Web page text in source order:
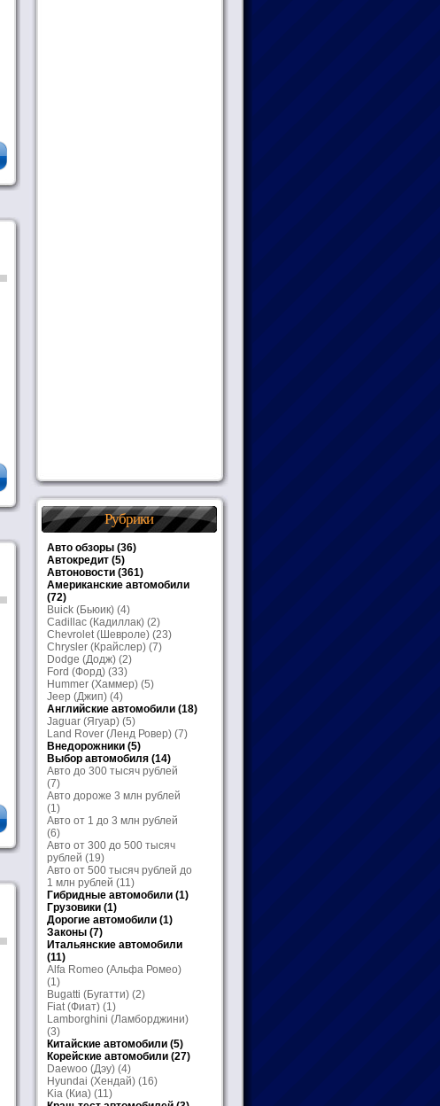
Рубрики
Авто обзоры (36)
Автокредит (5)
Автоновости (361)
Американские автомобили
(72)
Buick (Бьюик) (4)
Cadillac (Кадиллак) (2)
Chevrolet (Шевроле) (23)
Chrysler (Крайслер) (7)
Dodge (Додж) (2)
Ford (Форд) (33)
Hummer (Хаммер) (5)
Jeep (Джип) (4)
Английские автомобили (18)
Jaguar (Ягуар) (5)
Land Rover (Ленд Ровер) (7)
Внедорожники (5)
Выбор автомобиля (14)
Авто до 300 тысяч рублей
(7)
Авто дороже 3 млн рублей
(1)
Авто от 1 до 3 млн рублей
(6)
Авто от 300 до 500 тысяч
рублей (19)
Авто от 500 тысяч рублей до
1 млн рублей (11)
Гибридные автомобили (1)
Грузовики (1)
Дорогие автомобили (1)
Законы (7)
Итальянские автомобили
(11)
Alfa Romeo (Альфа Ромео)
(1)
Bugatti (Бугатти) (2)
Fiat (Фиат) (1)
Lamborghini (Ламборджини)
(3)
Китайские автомобили (5)
Корейские автомобили (27)
Daewoo (Дэу) (4)
Hyundai (Хендай) (16)
Kia (Киа) (11)